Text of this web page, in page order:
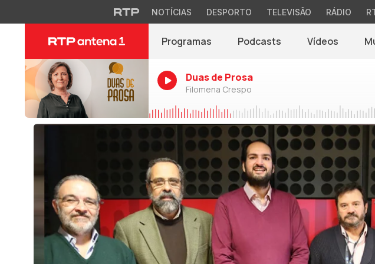
NOTÍCIAS DESPORTO TELEVISÃO RÁDIO
Programas Podcasts Vídeos
Duas de Prosa
Filomena Crespo